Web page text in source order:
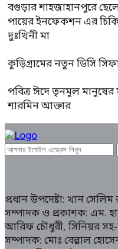
বগুড়ার শাহজাহানপুরে
পায়ের ইনফেকশন এর
দুঃখিনী মা
কুড়িগ্রামের নতুন ডিসি
পবিত্র ঈদে তৃনমুল মানুষের
শারমিন আক্তার
প্রধান উপদেষ্টা: খান
সম্পাদক ও প্রকাশক: এম.
আরিফ চৌধুরী, সিনিয়র
সম্পাদক: মোঃ বেল্লাল